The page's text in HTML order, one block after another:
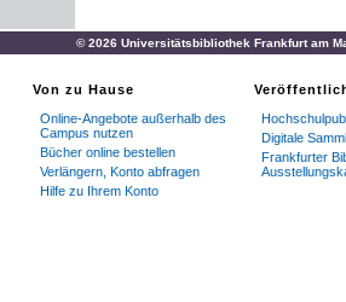
© 2026 Universitätsbibliothek Frankfurt am
Von zu Hause
Online-Angebote außerhalb des
Campus nutzen
Bücher online bestellen
Verlängern, Konto abfragen
Hilfe zu Ihrem Konto
Digitale
Frankfurter